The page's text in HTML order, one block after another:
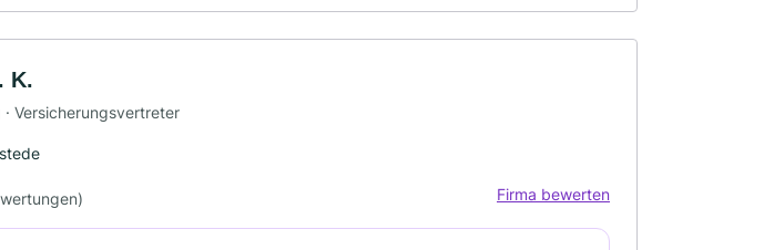
K.
Versicherungsvertreter
Firma bewerten